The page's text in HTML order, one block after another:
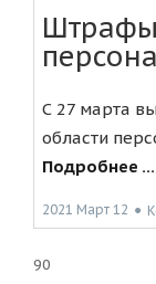
С 27 марта
области
Подробнее ...
2021 Март 12 ●
90